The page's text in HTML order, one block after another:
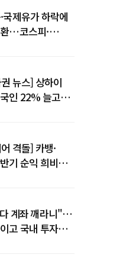
국제유가 하락에
…코스피·
뉴스] 상하이
인 22% 늘고
격돌] 카뱅·
기 순익 희비…
계좌 깨라니"…
고 국내 투자로